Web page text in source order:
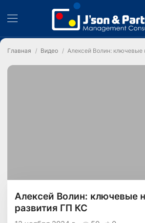
Главная Видео Алексей Волин: ключевые
Алексей Волин: ключевые
развития ГП КС